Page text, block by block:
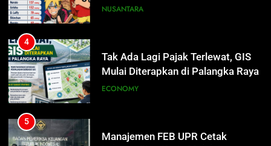
Luffy, Shinchan, hingga Doraemon
NUSANTARA
4
Tak Ada Lagi Pajak Terlewat, GIS
Mulai Diterapkan di Palangka Raya
ECONOMY
5
Manajemen FEB UPR Cetak